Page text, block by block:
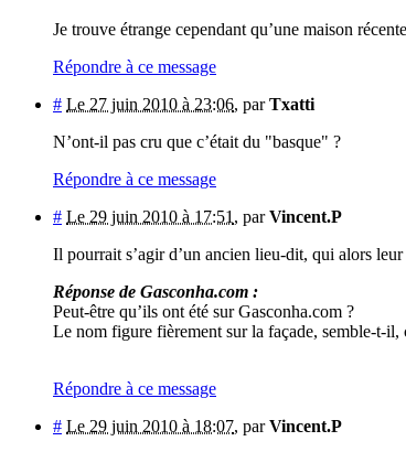
Je trouve étrange cependant qu’une maison
Répondre à ce message
# Le 27 juin 2010 à 23:06, parTxatti
N’ont-il pas cru que c’était du "basque" ?
Répondre à ce message
# Le 29 juin 2010 à 17:51 , parVincent.P
Il pourrait s’agir d’un ancien lieu-dit, qui alors
Réponse de Gasconha.com :
Peut-être qu’ils ont été sur Gasconha.com ?
Le nom figure fièrement sur la façade, semble-t-il,
Répondre à ce message
# Le 29 juin 2010 à 18:07, parVincent.P